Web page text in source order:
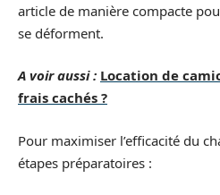
article de manière compacte
se déforment.
A voir aussi : Location de
frais cachés ?
Pour maximiser l’efficacité du
étapes préparatoires :